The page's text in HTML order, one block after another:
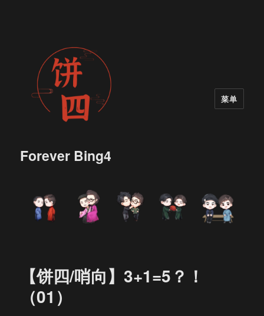
Forever Bing4
菜单
【饼四/哨向】3+1=5？！
（01）